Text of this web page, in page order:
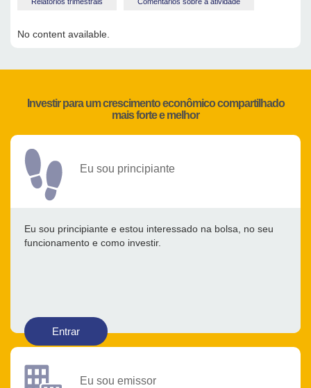
No content available.
Investir para um crescimento econômico compartilhado
mais forte e melhor
Eu sou principiante
Eu sou principiante e estou interessado na bolsa, no seu
funcionamento e como investir.
Entrar
Eu sou emissor